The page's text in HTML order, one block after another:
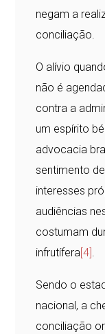
negam a
conciliação.
O alívio
não é
contra a
um espírito
advocacia
sentimento
interesses
audiências
costumam
infrutífera [4] .
Sendo o
nacional, a
conciliação